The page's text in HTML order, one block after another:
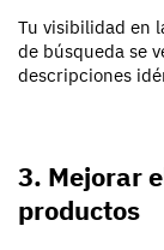
Tu visibilidad en
de búsqueda se
descripciones
3. Mejorar
productos